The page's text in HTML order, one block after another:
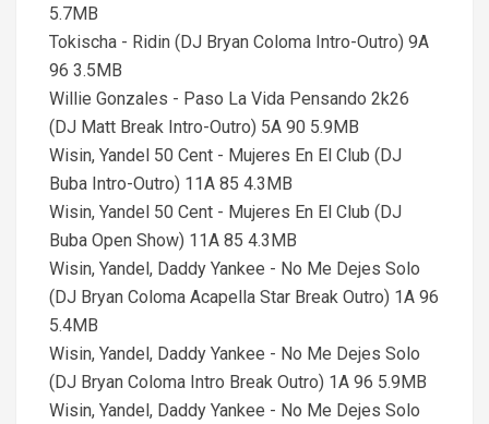
5.7MB
Tokischa - Ridin (DJ Bryan Coloma Intro-Outro) 9A
96 3.5MB
Willie Gonzales - Paso La Vida Pensando 2k26
(DJ Matt Break Intro-Outro) 5A 90 5.9MB
Wisin, Yandel 50 Cent - Mujeres En El Club (DJ
Buba Intro-Outro) 11A 85 4.3MB
Wisin, Yandel 50 Cent - Mujeres En El Club (DJ
Buba Open Show) 11A 85 4.3MB
Wisin, Yandel, Daddy Yankee - No Me Dejes Solo
(DJ Bryan Coloma Acapella Star Break Outro) 1A 96
5.4MB
Wisin, Yandel, Daddy Yankee - No Me Dejes Solo
(DJ Bryan Coloma Intro Break Outro) 1A 96 5.9MB
Wisin, Yandel, Daddy Yankee - No Me Dejes Solo